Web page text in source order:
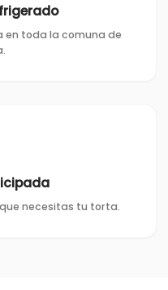
en toda la comuna de
necesitas tu torta.